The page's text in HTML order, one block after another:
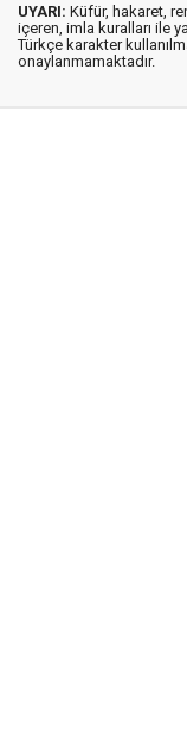
UYARI: Küfür, hakaret,
içeren, imla kuralları ile
Türkçe karakter
onaylanmamaktadır.